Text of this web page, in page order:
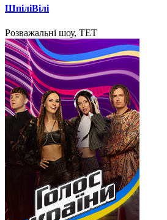
ШпіліВілі
Розважальні шоу, ТЕТ